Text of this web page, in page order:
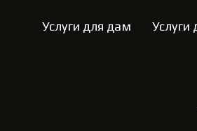
Услуги для дам Услуги